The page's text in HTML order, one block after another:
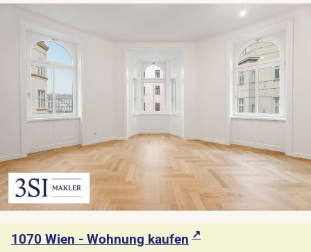
1070 Wien - Wohnung kaufen